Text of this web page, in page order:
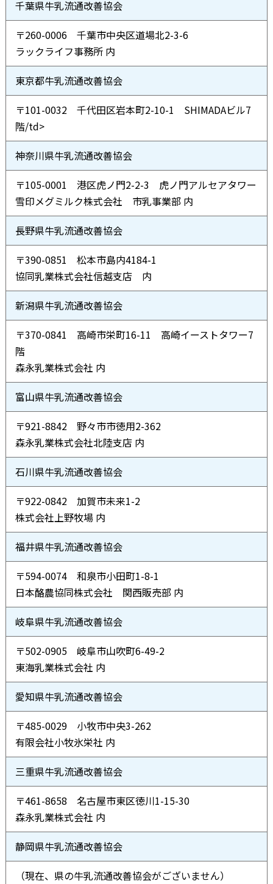
千葉県牛乳流通改善協会
〒260-0006 千葉市中央区道場北2-3-6
ラックライフ事務所 内
東京都牛乳流通改善協会
〒101-0032 千代田区岩本町2-10-1 SHIMADAビル7
階/td>
神奈川県牛乳流通改善協会
〒105-0001 港区虎ノ門2-2-3 虎ノ門アルセアタワー
雪印メグミルク株式会社 市乳事業部 内
長野県牛乳流通改善協会
〒390-0851 松本市島内4184-1
協同乳業株式会社信越支店 内
新潟県牛乳流通改善協会
〒370-0841 高崎市栄町16-11 高崎イーストタワー7
階
森永乳業株式会社 内
富山県牛乳流通改善協会
〒921-8842 野々市市徳用2-362
森永乳業株式会社北陸支店 内
石川県牛乳流通改善協会
〒922-0842 加賀市未来1-2
株式会社上野牧場 内
福井県牛乳流通改善協会
〒594-0074 和泉市小田町1-8-1
日本酪農協同株式会社 関西販売部 内
岐阜県牛乳流通改善協会
〒502-0905 岐阜市山吹町6-49-2
東海乳業株式会社 内
愛知県牛乳流通改善協会
〒485-0029 小牧市中央3-262
有限会社小牧氷栄社 内
三重県牛乳流通改善協会
〒461-8658 名古屋市東区徳川1-15-30
森永乳業株式会社 内
静岡県牛乳流通改善協会
（現在、県の牛乳流通改善協会がございません）